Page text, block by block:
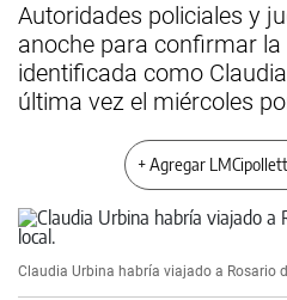
Autoridades policiales y
anoche para confirmar
identificada como
última vez el miércoles
+ Agregar
Claudia Urbina habría viajado a Rosario